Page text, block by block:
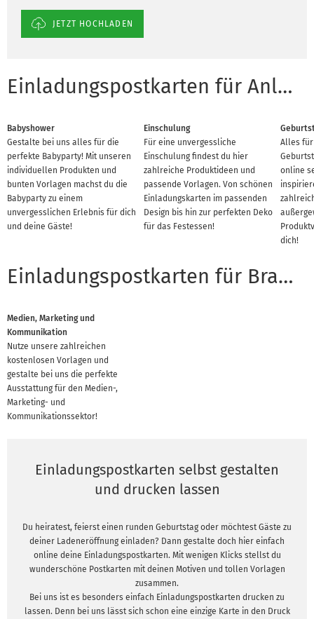
JETZT HOCHLADEN
Einladungspostkarten für Anlässe
Babyshower
Gestalte bei uns alles für die
perfekte Babyparty! Mit unseren
individuellen Produkten und
bunten Vorlagen machst du die
Babyparty zu einem
unvergesslichen Erlebnis für dich
und deine Gäste!
Einschulung
Für eine unvergessliche
Einschulung findest du hier
zahlreiche Produktideen und
passende Vorlagen. Von schönen
Einladungskarten im passenden
Design bis hin zur perfekten Deko
für das Festessen!
Alles
online
dich!
Einladungspostkarten für Branchen
Medien, Marketing und
Kommunikation
Nutze unsere zahlreichen
kostenlosen Vorlagen und
gestalte bei uns die perfekte
Ausstattung für den Medien-,
Marketing- und
Kommunikationssektor!
Einladungspostkarten selbst gestalten
und drucken lassen
Du heiratest, feierst einen runden Geburtstag oder möchtest Gäste zu
deiner Ladeneröffnung einladen? Dann gestalte doch hier einfach
online deine Einladungspostkarten. Mit wenigen Klicks stellst du
wunderschöne Postkarten mit deinen Motiven und tollen Vorlagen
zusammen.
Bei uns ist es besonders einfach Einladungspostkarten drucken zu
lassen. Denn bei uns lässt sich schon eine einzige Karte in den Druck